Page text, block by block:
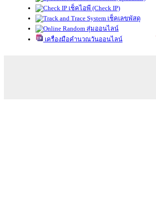
เช็คไอพี (Check IP)
เช็คเลขพัสดุ
สุ่มออนไลน์
เครื่องมือคำนวณวันออนไลน์